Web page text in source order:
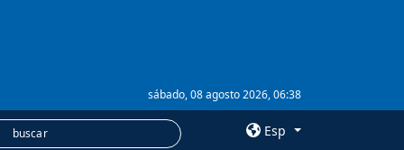
sábado, 08 agosto 2026, 06:38
Esp